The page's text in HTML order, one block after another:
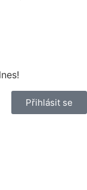
Přihlásit se